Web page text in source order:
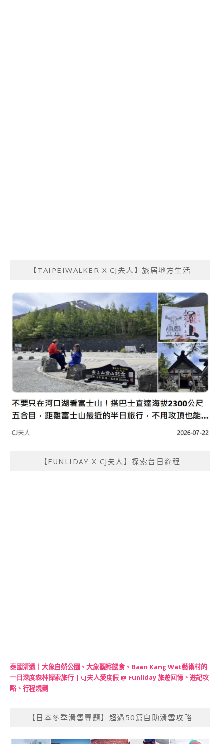
【TAIPEIWALKER X CJ夫人】旅居地方生活
【FUNLIDAY X CJ夫人】探索台日遊程
泰國清邁｜大象自然公園、大象觀察餵食、Baan Kang Wat藝術村的
一日深度森林探索旅行 | CJ夫人愛度假 @ Funliday 旅遊回憶、遊記攻
略、行程規劃
【日本冬季滑雪專題】超過50篇自助滑雪攻略